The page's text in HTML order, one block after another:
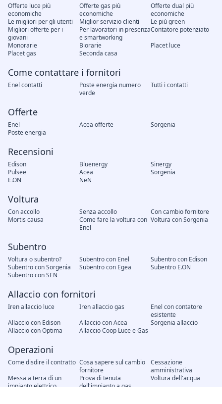
Offerte luce più
economiche
Offerte gas più
economiche
Offerte dual più
economiche
Le migliori per gli utenti
Miglior servizio clienti
Le più green
Migliori offerte per i
giovani
Per lavoratori in presenza
e smartworking
Contatore potenziato
Monorarie
Biorarie
Placet luce
Placet gas
Seconda casa
Come contattare i fornitori
Enel contatti
Poste energia numero
verde
Tutti i contatti
Offerte
Enel Acea offerte
Sorgenia
Poste energia
Recensioni
Edison Bluenergy
Sinergy
Pulsee
Acea
Sorgenia
E.ON
NeN
Voltura
Con accollo Senza accollo
Con cambio fornitore
Mortis causa
Come fare la voltura con
Enel
Voltura con Sorgenia
Subentro
Voltura o subentro? Subentro con Enel
Subentro con Edison
Subentro con Sorgenia
Subentro con Egea
Subentro E.ON
Subentro con SEN
Allaccio con fornitori
Iren allaccio luce Iren allaccio gas
Enel con contatore
esistente
Allaccio con Edison
Allaccio con Acea
Sorgenia allaccio
Allaccio con Optima
Allaccio Coop Luce e Gas
Operazioni
Come disdire il contratto Cosa sapere sul cambio
fornitore
Cessazione
amministrativa
Messa a terra di un
impianto elettrico
Prova di tenuta
dell'impianto a gas
Voltura dell'acqua